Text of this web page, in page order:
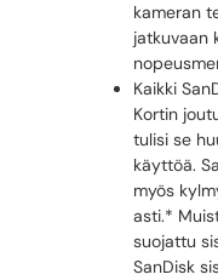
kameran
jatkuvaan
Kaikki
Kortin
tulisi se
käyttöä.
myös
asti.*
suojattu
SanDisk